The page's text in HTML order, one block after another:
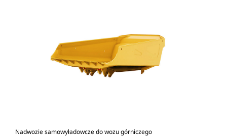
Nadwozie samowyładowcze do wozu górniczego